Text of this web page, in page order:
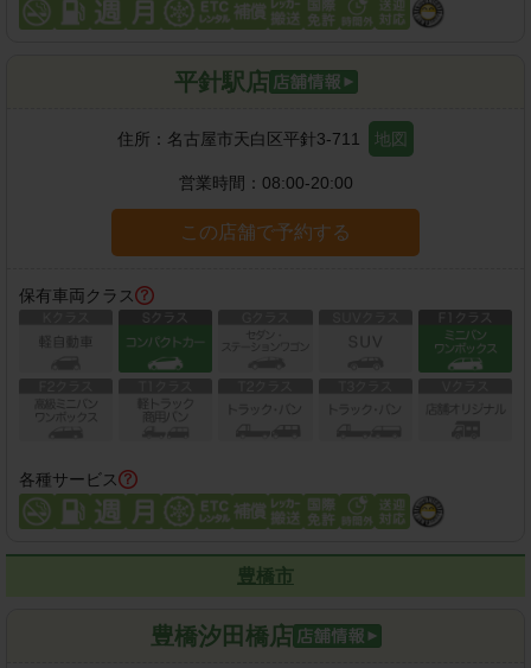
平針駅店
住所： 名古屋市天白区平針3-711 地図
営業時間： 08:00-20:00
この店舗で予約する
保有車両クラス
各種サービス
豊橋市
豊橋汐田橋店